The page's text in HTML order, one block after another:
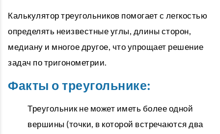
Калькулятор треугольников помогает с легкостью
определять неизвестные углы, длины сторон,
медиану и многое другое, что упрощает решение
задач по тригонометрии.
Факты о треугольнике:
Треугольник не может иметь более одной
вершины (точки, в которой встречаются два